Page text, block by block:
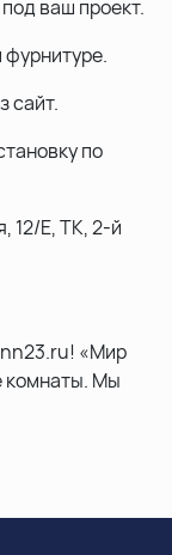
ваш проект.
сайт.
по
12/Е, ТК, 2-й
«Мир
комнаты. Мы